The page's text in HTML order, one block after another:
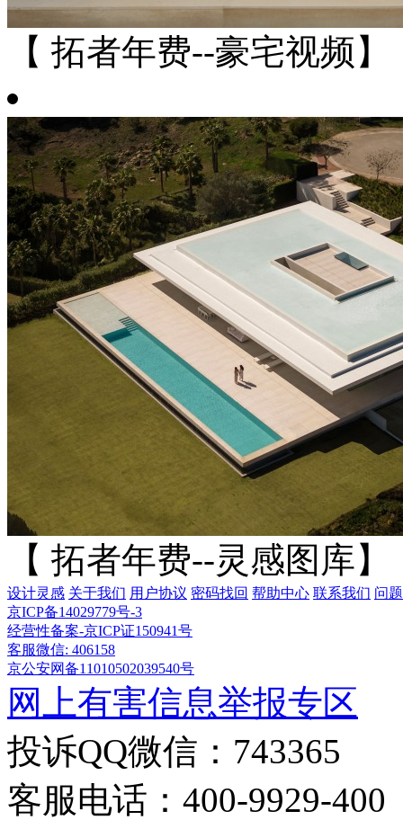
【 拓者年费--豪宅视频】
【 拓者年费--灵感图库】
设计灵感 关于我们 用户协议 密码找回 帮助中心 联系我们 问
京ICP备14029779号-3
经营性备案-京ICP证150941号
客服微信: 406158
京公安网备11010502039540号
网上有害信息举报专区
投诉QQ微信：743365
客服电话：400-9929-400